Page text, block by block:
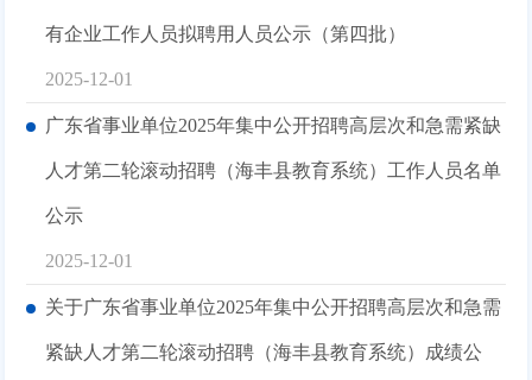
有企业工作人员拟聘用人员公示（第四批）
2025-12-01
广东省事业单位2025年集中公开招聘高层次和急需紧缺
人才第二轮滚动招聘（海丰县教育系统）工作人员名单
公示
2025-12-01
关于广东省事业单位2025年集中公开招聘高层次和急需
紧缺人才第二轮滚动招聘（海丰县教育系统）成绩公